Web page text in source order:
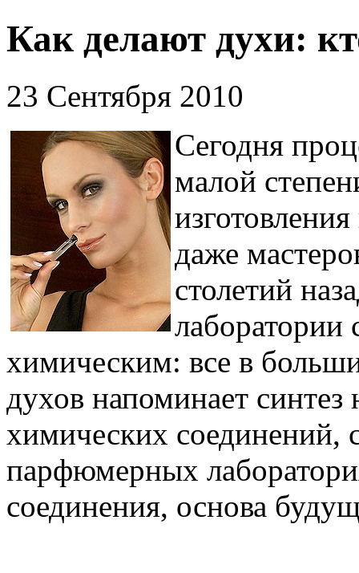
Как делают духи:
23 Сентября 2010
Сегодня
малой
даже
столетий
лаборатории
химическим: все в
духов напоминает синтез
химических соединений,
парфюмерных
соединения, основа